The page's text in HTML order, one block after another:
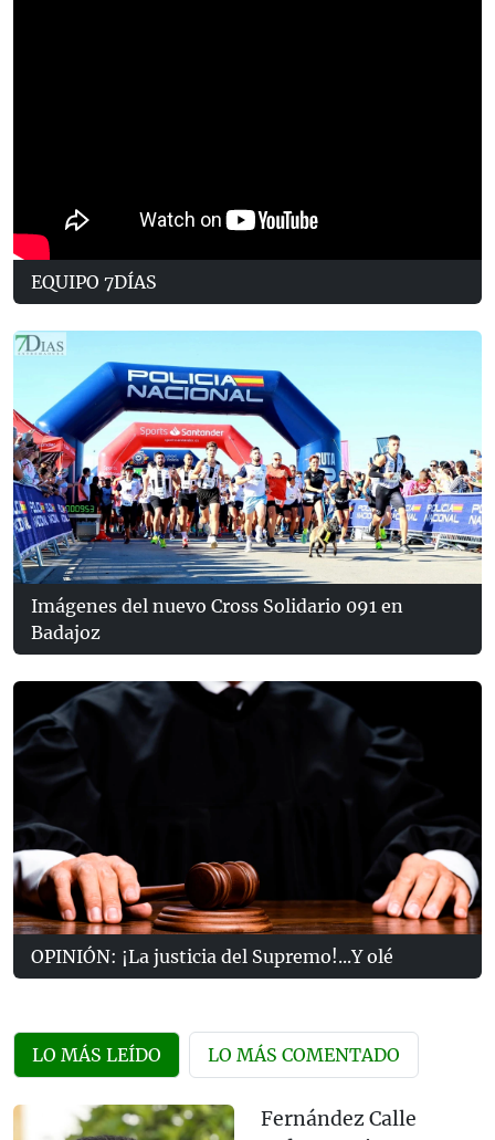
EQUIPO 7DÍAS
Imágenes del nuevo Cross Solidario 091 en
Badajoz
OPINIÓN: ¡La justicia del Supremo!...Y olé
LO MÁS LEÍDO LO MÁS COMENTADO
Fernández Calle